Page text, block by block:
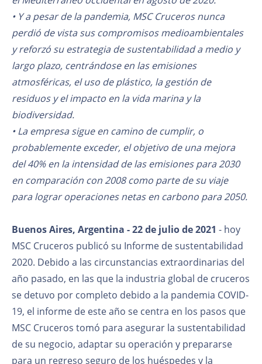
• Y a pesar de la pandemia, MSC Cruceros nunca
perdió de vista sus compromisos medioambientales
y reforzó su estrategia de sustentabilidad a medio y
largo plazo, centrándose en las emisiones
atmosféricas, el uso de plástico, la gestión de
residuos y el impacto en la vida marina y la
biodiversidad.
• La empresa sigue en camino de cumplir, o
probablemente exceder, el objetivo de una mejora
del 40% en la intensidad de las emisiones para 2030
en comparación con 2008 como parte de su viaje
para lograr operaciones netas en carbono para 2050.
Buenos Aires, Argentina - 22 de julio de 2021 - hoy
MSC Cruceros publicó su Informe de sustentabilidad
2020. Debido a las circunstancias extraordinarias del
año pasado, en las que la industria global de cruceros
se detuvo por completo debido a la pandemia COVID-
19, el informe de este año se centra en los pasos que
MSC Cruceros tomó para asegurar la sustentabilidad
de su negocio, adaptar su operación y prepararse
para un regreso seguro de los huéspedes y la